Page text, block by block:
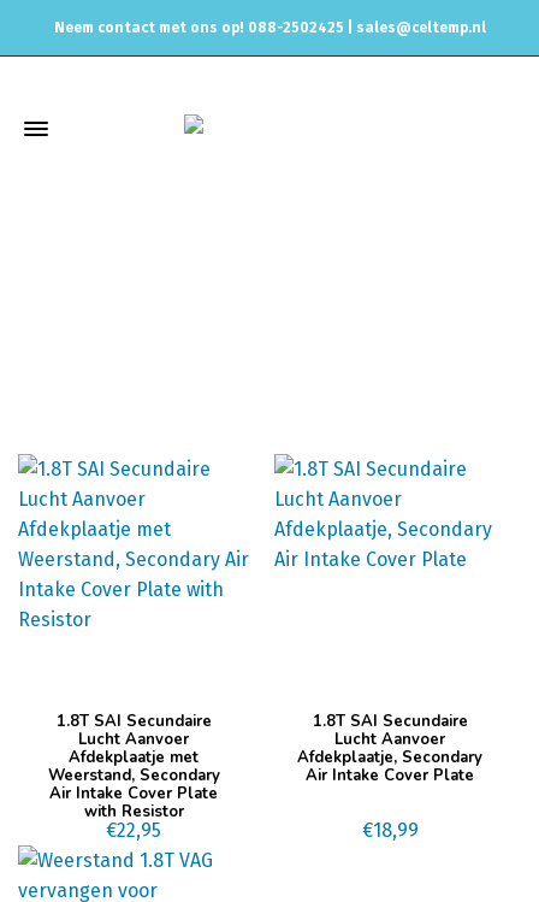
Neem contact met ons op! 088-2502425 | sales@celtemp.nl
1.8T SAI Secundaire
Lucht Aanvoer
Afdekplaatje met
Weerstand, Secondary
Air Intake Cover Plate
with Resistor
€22,95
1.8T SAI Secundaire
Lucht Aanvoer
Afdekplaatje, Secondary
Air Intake Cover Plate
€18,99